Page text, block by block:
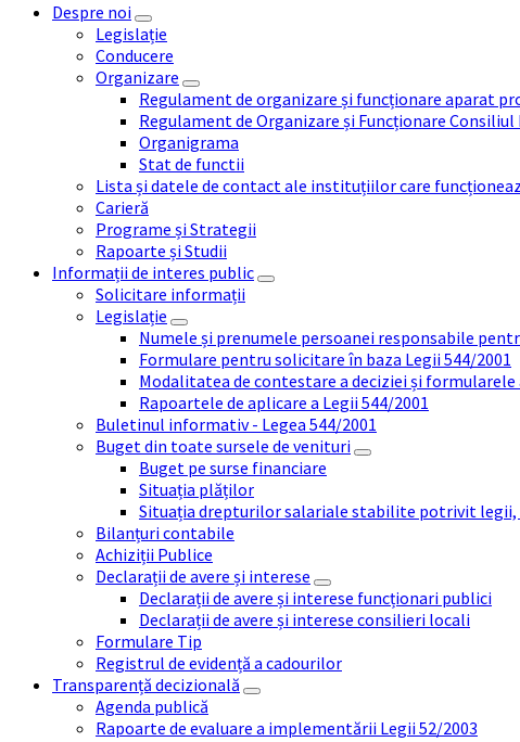
Despre noi
Legislație
Conducere
Organizare
Regulament de organizare și funcționare aparat
Regulament de Organizare și Funcționare Consiliul
Organigrama
Stat de functii
Lista și datele de contact ale instituțiilor care
Carieră
Programe și Strategii
Rapoarte și Studii
Informații de interes public
Solicitare informații
Legislație
Numele și prenumele persoanei responsabile
Formulare pentru solicitare în baza Legii 544/2001
Modalitatea de contestare a deciziei și
Rapoartele de aplicare a Legii 544/2001
Buletinul informativ - Legea 544/2001
Buget din toate sursele de venituri
Buget pe surse financiare
Situația plăților
Situația drepturilor salariale stabilite potrivit legii,
Bilanțuri contabile
Achiziții Publice
Declarații de avere și interese
Declarații de avere și interese funcționari publici
Declarații de avere și interese consilieri locali
Formulare Tip
Registrul de evidență a cadourilor
Transparență decizională
Agenda publică
Rapoarte de evaluare a implementării Legii 52/2003